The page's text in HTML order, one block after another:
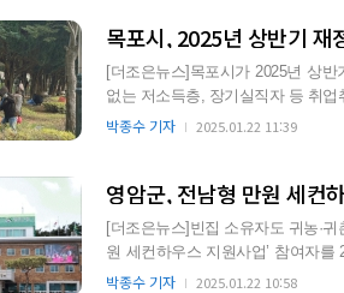
목포시, 2025년 상반기 재
[더조은뉴스]목포시가 2025년 상반기 재
없는 저소득층, 장기실직자 등 취
해 13억원의 예산을 투입…
박종수 기자 2025.01.22 11:39
[더조은뉴스]빈집 소유자도 귀농·귀촌인도
원 세컨하우스 지원사업’ 참여자를 2/7일까지 접수한다. 방
높이기 위한 …
박종수 기자 2025.01.22 10:58